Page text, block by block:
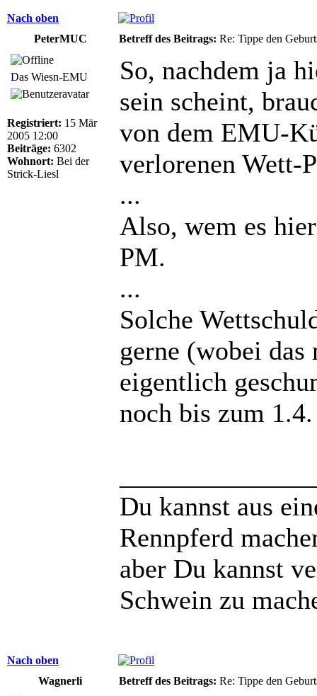
Nach oben
PeterMUC
Betreff des Beitrags: Re: Tippe den
Das Wiesn-EMU
Registriert: 15 Mär
2005 12:00
Beiträge: 6302
Wohnort: Bei der
Strick-Liesl
So, nachdem ja
sein scheint,
von dem EMU-
verlorenen Wett-
...
Also, wem es
PM.
...
Solche
gerne (wobei
eigentlich
noch bis zum
Du kannst aus
Rennpferd
aber Du kannst
Schwein zu
Nach oben
Wagnerli
Betreff des Beitrags: Re: Tippe den